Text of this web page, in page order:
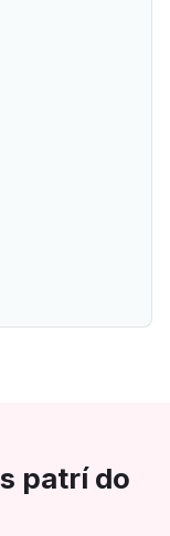
patrí do